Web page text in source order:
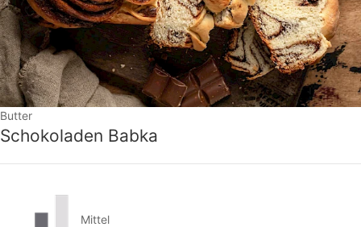
Butter
Schokoladen Babka
Mittel